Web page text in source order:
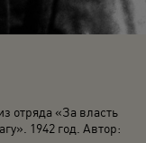
отряда «За власть
1942 год. Автор: